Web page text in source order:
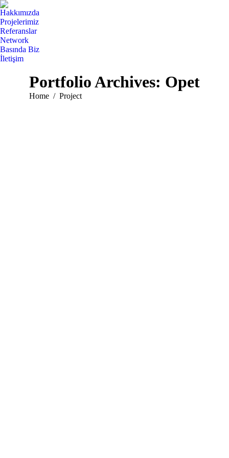
Hakkımızda
Projelerimiz
Referanslar
Network
Basında Biz
İletişim
Portfolio Archives: Opet
You are here:
Home Project